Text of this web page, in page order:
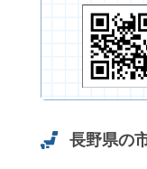
長野県の